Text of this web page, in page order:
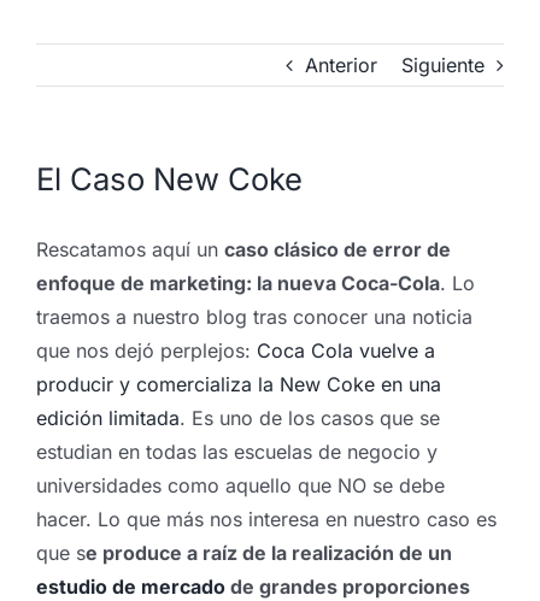
Anterior Siguiente
El Caso New Coke
Rescatamos aquí un caso clásico de error de
enfoque de marketing: la nueva Coca-Cola. Lo
traemos a nuestro blog tras conocer una noticia
que nos dejó perplejos: Coca Cola vuelve a
producir y comercializa la New Coke en una
edición limitada. Es uno de los casos que se
estudian en todas las escuelas de negocio y
universidades como aquello que NO se debe
hacer. Lo que más nos interesa en nuestro caso es
que se produce a raíz de la realización de un
estudio de mercadode grandes proporciones